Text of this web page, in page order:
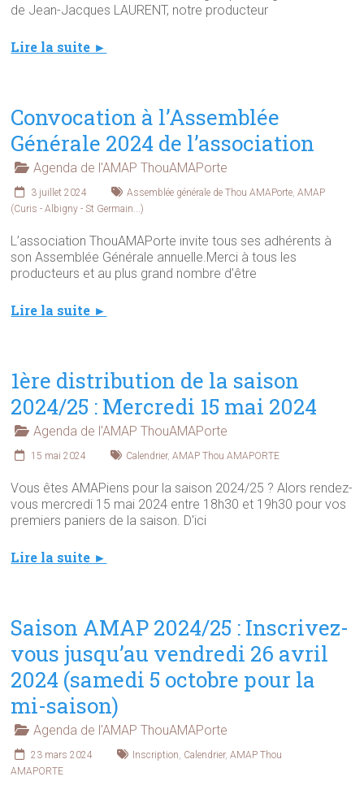
de Jean-Jacques LAURENT, notre producteur
Lire la suite ►
Convocation à l’Assemblée
Générale 2024 de l’association
Agenda de l'AMAP ThouAMAPorte
3 juillet 2024 Assemblée générale de Thou AMAPorte,AMAP
(Curis - Albigny - St Germain...)
L’association ThouAMAPorte invite tous ses adhérents à
son Assemblée Générale annuelle.Merci à tous les
producteurs et au plus grand nombre d’être
Lire la suite ►
1ère distribution de la saison
2024/25 : Mercredi 15 mai 2024
Agenda de l'AMAP ThouAMAPorte
15 mai 2024 Calendrier,AMAP Thou AMAPORTE
Vous êtes AMAPiens pour la saison 2024/25 ? Alors rendez-
vous mercredi 15 mai 2024 entre 18h30 et 19h30 pour vos
premiers paniers de la saison. D'ici
Lire la suite ►
Saison AMAP 2024/25 : Inscrivez-
vous jusqu’au vendredi 26 avril
2024 (samedi 5 octobre pour la
mi-saison)
Agenda de l'AMAP ThouAMAPorte
23 mars 2024 Inscription, Calendrier,AMAP Thou
AMAPORTE